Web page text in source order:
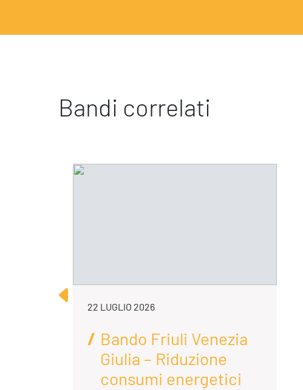
Ispirazioni
Bandi correlati
22 LUGLIO 2026
Bando Friuli Venezia
Giulia – Riduzione
consumi energetici